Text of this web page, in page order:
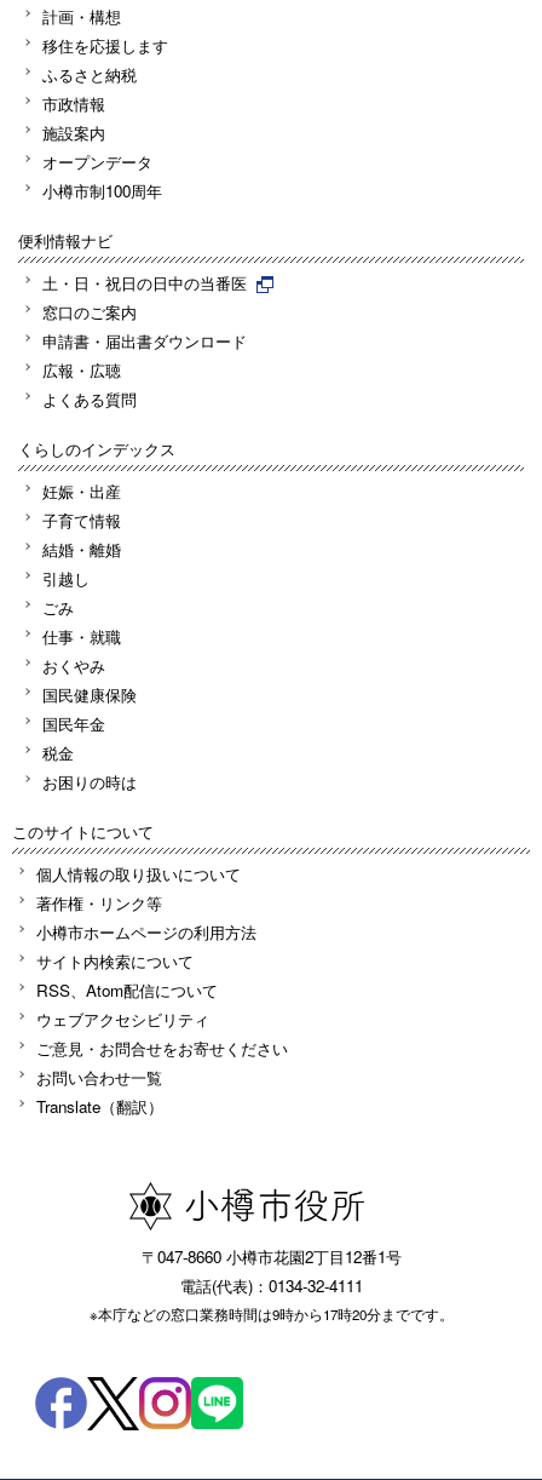
計画・構想
移住を応援します
ふるさと納税
市政情報
施設案内
オープンデータ
小樽市制100周年
便利情報ナビ
土・日・祝日の日中の当番医
窓口のご案内
申請書・届出書ダウンロード
広報・広聴
よくある質問
くらしのインデックス
妊娠・出産
子育て情報
結婚・離婚
引越し
ごみ
仕事・就職
おくやみ
国民健康保険
国民年金
税金
お困りの時は
このサイトについて
個人情報の取り扱いについて
著作権・リンク等
小樽市ホームページの利用方法
サイト内検索について
RSS、Atom配信について
ウェブアクセシビリティ
ご意見・お問合せをお寄せください
お問い合わせ一覧
Translate（翻訳）
〒047-8660 小樽市花園2丁目12番1号
電話(代表)：0134-32-4111
※本庁などの窓口業務時間は9時から17時20分までです。